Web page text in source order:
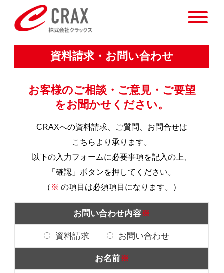
資料請求・お問い合わせ
お客様のご相談・ご意見・ご要望
をお聞かせください。
CRAXへの資料請求、ご質問、お問合せは
こちらより承ります。
以下の入力フォームに必要事項を記入の上、
「確認」ボタンを押してください。
（ ※ の項目は必須項目になります。）
お問い合わせ内容※
資料請求 お問い合わせ
お名前※